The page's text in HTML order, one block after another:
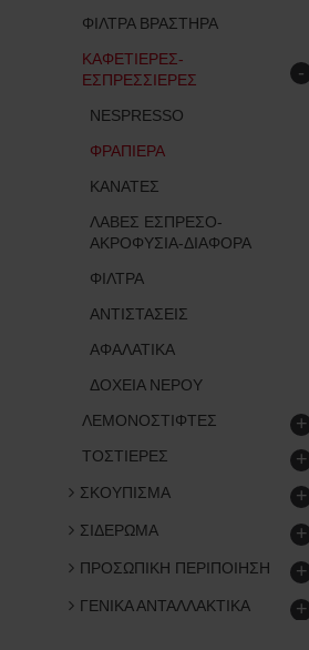
ΦΙΛΤΡΑ ΒΡΑΣΤΗΡΑ
ΚΑΦΕΤΙΕΡΕΣ-
ΕΣΠΡΕΣΣΙΕΡΕΣ
-
NESPRESSO
ΦΡΑΠΙΕΡΑ
ΚΑΝΑΤΕΣ
ΛΑΒΕΣ ΕΣΠΡΕΣΟ-
ΑΚΡΟΦΥΣΙΑ-ΔΙΑΦΟΡΑ
ΦΙΛΤΡΑ
ΑΝΤΙΣΤΑΣΕΙΣ
ΑΦΑΛΑΤΙΚΑ
ΔΟΧΕΙΑ ΝΕΡΟΥ
ΛΕΜΟΝΟΣΤΙΦΤΕΣ
+
ΤΟΣΤΙΕΡΕΣ +
ΣΚΟΥΠΙΣΜΑ +
ΣΙΔΕΡΩΜΑ +
ΠΡΟΣΩΠΙΚΗ ΠΕΡΙΠΟΙΗΣΗ +
ΓΕΝΙΚΑ ΑΝΤΑΛΛΑΚΤΙΚΑ +